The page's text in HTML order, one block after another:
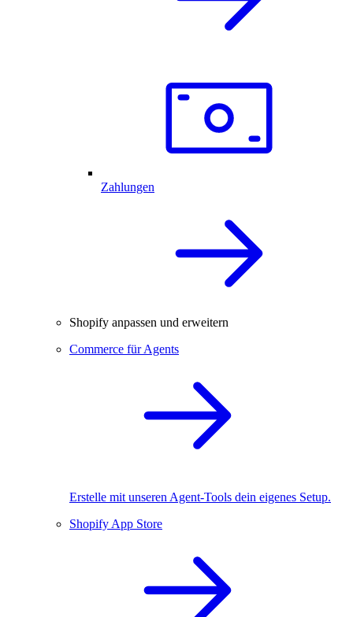
Zahlungen
Shopify anpassen und erweitern
Commerce für Agents
Erstelle mit unseren Agent-Tools dein eigenes Setup.
Shopify App Store